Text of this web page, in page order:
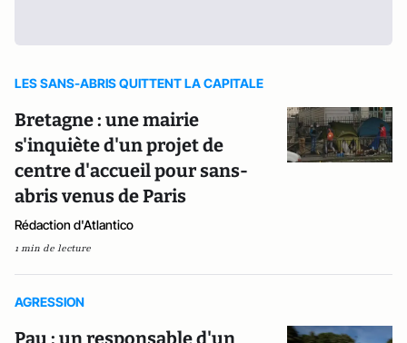
LES SANS-ABRIS QUITTENT LA CAPITALE
Bretagne : une mairie
s'inquiète d'un projet de
centre d'accueil pour sans-
abris venus de Paris
Rédaction d'Atlantico
1 min de lecture
AGRESSION
Pau : un responsable d'un